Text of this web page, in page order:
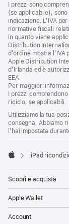
I prezzi sono
(se applicabile),
indicazione. L’IVA
normative fiscali
in quanto viene
Distribution
d’ordine mostra
Apple Distribution
d’Irlanda ed è
EEA.
Per maggiori
I prezzi
riciclo, se applicabili.
Utilizziamo la tua
consegna. Abbiamo
l’hai impostata
iPad
Scopri e acquista
Apple Wallet
Account